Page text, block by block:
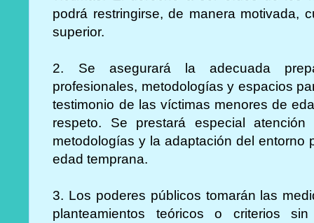
podrá restringirse, de manera motivada,
superior.
2. Se asegurará la adecuada
profesionales, metodologías y espacios
testimonio de las víctimas menores de
respeto. Se prestará especial
metodologías y la adaptación del entorno
edad temprana.
3. Los poderes públicos tomarán las
planteamientos teóricos o criterios